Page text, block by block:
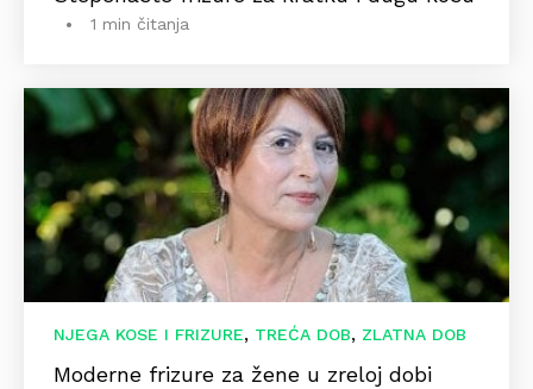
1 min čitanja
NJEGA KOSE I FRIZURE, TREĆA DOB, ZLATNA DOB
Moderne frizure za žene u zreloj dobi